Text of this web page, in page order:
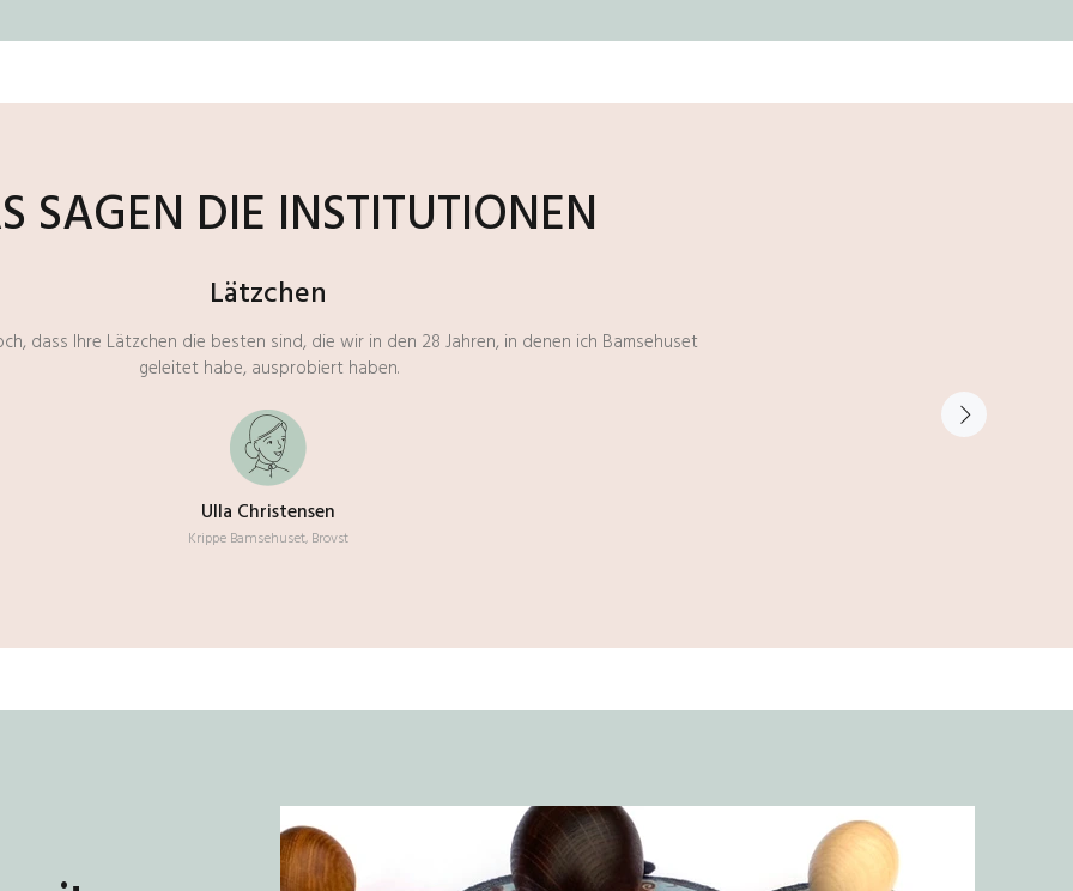
SAGEN DIE INSTITUTIONEN
Lätzchen
dass Ihre Lätzchen die besten sind, die wir in den 28 Jahren, in denen ich Bamsehuset
geleitet habe, ausprobiert haben.
Ulla Christensen
Krippe Bamsehuset, Brovst